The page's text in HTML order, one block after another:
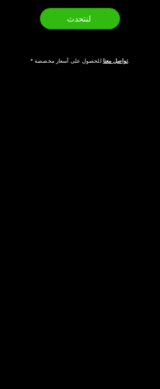
لنتحدث
* تواصل معناللحصول على أسعار مخصصة.